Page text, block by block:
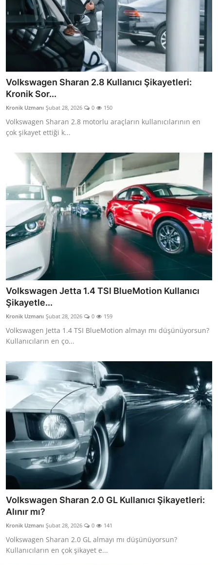
Lastik & Jant
Yağlar & Sıvılar
LPG & Yakıt
Elektrik & Akü
Klima & Konfor
Aydınlatma & Görüş
Şanzıman & Aktarma
Dizel Sistemler
Multimedya & Elektronik
Volkswagen Sharan 2.8 Kullanıcı Şikayetleri:
Kronik Sor...
Kronik Uzmanı Şubat 28, 2026 0 150
Volkswagen Sharan 2.8 motorlu araçların kullanıcılarının en
çok şikayet ettiği k...
Volkswagen Jetta 1.4 TSI BlueMotion Kullanıcı
Şikayetle...
Kronik Uzmanı Şubat 28, 2026 0 159
Volkswagen Jetta 1.4 TSI BlueMotion almayı mı düşünüyorsun?
Kullanıcıların en ço...
Volkswagen Sharan 2.0 GL Kullanıcı Şikayetleri:
Alınır mı?
Kronik Uzmanı Şubat 28, 2026 0 141
Volkswagen Sharan 2.0 GL almayı mı düşünüyorsun?
Kullanıcıların en çok şikayet e...